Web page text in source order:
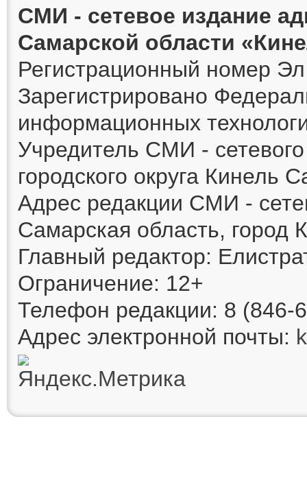
СМИ - сетевое издание
Самарской области
Регистрационный номер
Зарегистрировано
информационных
Учредитель СМИ -
городского округа Кинель
Адрес редакции СМИ -
Самарская область, город
Главный редактор:
Ограничение: 12+
Телефон редакции: 8 (846-
Адрес электронной почты: